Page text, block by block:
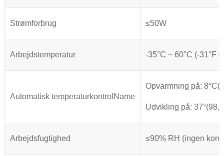
Strømforbrug ≤50W
Arbejdstemperatur -35°C ~ 60°C (-31°F
Automatisk temperaturkontrolName
Opvarmning på:
Udvikling på:
Arbejdsfugtighed ≤90% RH (ingen